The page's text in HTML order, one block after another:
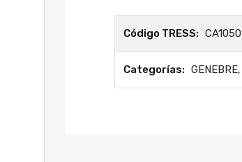
Código TRESS: CA1050
Categorías: GENEBRE,